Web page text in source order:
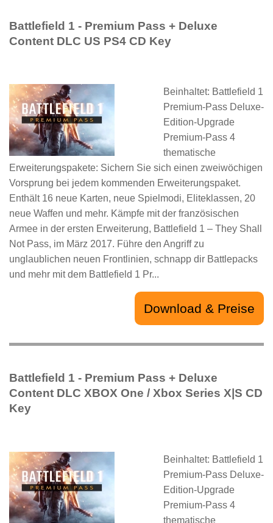
Battlefield 1 - Premium Pass + Deluxe
Content DLC US PS4 CD Key
Beinhaltet: Battlefield 1
Premium-Pass Deluxe-
Edition-Upgrade
Premium-Pass 4
thematische
Erweiterungspakete: Sichern Sie sich einen zweiwöchigen
Vorsprung bei jedem kommenden Erweiterungspaket.
Enthält 16 neue Karten, neue Spielmodi, Eliteklassen, 20
neue Waffen und mehr. Kämpfe mit der französischen
Armee in der ersten Erweiterung, Battlefield 1 – They Shall
Not Pass, im März 2017. Führe den Angriff zu
unglaublichen neuen Frontlinien, schnapp dir Battlepacks
und mehr mit dem Battlefield 1 Pr...
Download & Preise
Battlefield 1 - Premium Pass + Deluxe
Content DLC XBOX One / Xbox Series X|S CD
Key
Beinhaltet: Battlefield 1
Premium-Pass Deluxe-
Edition-Upgrade
Premium-Pass 4
thematische